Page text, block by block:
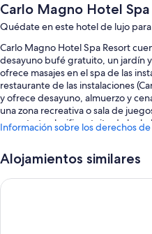
Carlo Magno Hotel Spa
Quédate en este hotel de lujo
Carlo Magno Hotel Spa Resort
desayuno bufé gratuito, un jardín
ofrece masajes en el spa de las
restaurante de las instalaciones
y ofrece desayuno, almuerzo y
una zona recreativa o sala de
conectarte al wifi gratuito de las
Una piscina cubierta con
Información sobre los derechos
Alojamientos similares
Hotel Garnì Caminetto